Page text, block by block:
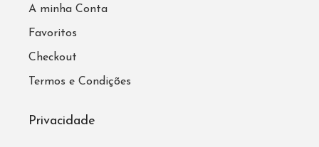
A minha Conta
Favoritos
Checkout
Termos e Condições
Privacidade